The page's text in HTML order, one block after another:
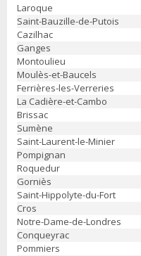
Laroque
Saint-Bauzille-de-Putois
Cazilhac
Ganges
Montoulieu
Moulès-et-Baucels
Ferrières-les-Verreries
La Cadière-et-Cambo
Brissac
Sumène
Saint-Laurent-le-Minier
Pompignan
Roquedur
Gorniès
Saint-Hippolyte-du-Fort
Cros
Notre-Dame-de-Londres
Conqueyrac
Pommiers